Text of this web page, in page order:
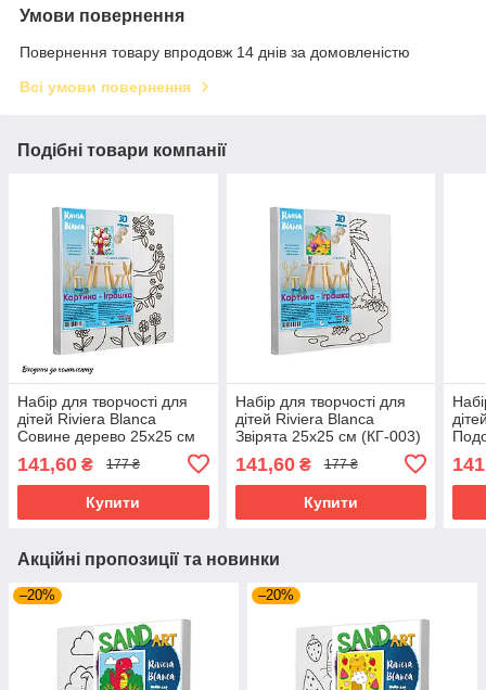
Умови повернення
Повернення товару впродовж 14 днів за домовленістю
Всі умови повернення
Подібні товари компанії
Набір для творчості для
дітей Riviera Blanca
Совине дерево 25x25 см
141,60 ₴ 177 ₴
Купити
Набір для творчості для
дітей Riviera Blanca
Звірята 25x25 см (КГ-003)
141,60₴ 177 ₴
Купити
Акційні пропозиції та новинки
–20% –20%